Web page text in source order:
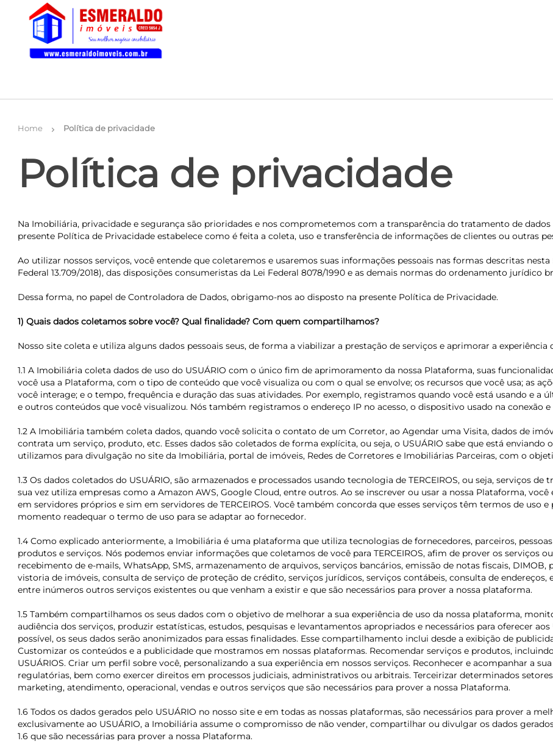
Home chevron_right Política de privacidade
Política de privacidade
Na Imobiliária, privacidade e segurança são prioridades e nos comprometemos com a transparência do tratamento de dados
presente Política de Privacidade estabelece como é feita a coleta, uso e transferência de informações de clientes ou outras
Ao utilizar nossos serviços, você entende que coletaremos e usaremos suas informações pessoais nas formas descritas
Federal 13.709/2018), das disposições consumeristas da Lei Federal 8078/1990 e as demais normas do ordenamento jurídico
Dessa forma, no papel de Controladora de Dados, obrigamo-nos ao disposto na presente Política de Privacidade.
1) Quais dados coletamos sobre você? Qual finalidade? Com quem compartilhamos?
Nosso site coleta e utiliza alguns dados pessoais seus, de forma a viabilizar a prestação de serviços e aprimorar a experiência
1.1 A Imobiliária coleta dados de uso do USUÁRIO com o único fim de aprimoramento da nossa Plataforma, suas
você usa a Plataforma, com o tipo de conteúdo que você visualiza ou com o qual se envolve; os recursos que você usa; as
você interage; e o tempo, frequência e duração das suas atividades. Por exemplo, registramos quando você está usando e a
e outros conteúdos que você visualizou. Nós também registramos o endereço IP no acesso, o dispositivo usado na conexão e
1.2 A Imobiliária também coleta dados, quando você solicita o contato de um Corretor, ao Agendar uma Visita, dados de
contrata um serviço, produto, etc. Esses dados são coletados de forma explícita, ou seja, o USUÁRIO sabe que está enviando
utilizamos para divulgação no site da Imobiliária, portal de imóveis, Redes de Corretores e Imobiliárias Parceiras, com o
1.3 Os dados coletados do USUÁRIO, são armazenados e processados usando tecnologia de TERCEIROS, ou seja, serviços
sua vez utiliza empresas como a Amazon AWS, Google Cloud, entre outros. Ao se inscrever ou usar a nossa Plataforma,
em servidores próprios e sim em servidores de TERCEIROS. Você também concorda que esses serviços têm termos de uso
momento readequar o termo de uso para se adaptar ao fornecedor.
1.4 Como explicado anteriormente, a Imobiliária é uma plataforma que utiliza tecnologias de fornecedores, parceiros,
produtos e serviços. Nós podemos enviar informações que coletamos de você para TERCEIROS, afim de prover os serviços
recebimento de e-mails, WhatsApp, SMS, armazenamento de arquivos, serviços bancários, emissão de notas fiscais,
vistoria de imóveis, consulta de serviço de proteção de crédito, serviços jurídicos, serviços contábeis, consulta de
entre inúmeros outros serviços existentes ou que venham a existir e que são necessários para prover a nossa plataforma.
1.5 Também compartilhamos os seus dados com o objetivo de melhorar a sua experiência de uso da nossa plataforma,
audiência dos serviços, produzir estatísticas, estudos, pesquisas e levantamentos apropriados e necessários para oferecer
possível, os seus dados serão anonimizados para essas finalidades. Esse compartilhamento inclui desde a exibição de
Customizar os conteúdos e a publicidade que mostramos em nossas plataformas. Recomendar serviços e produtos,
USUÁRIOS. Criar um perfil sobre você, personalizando a sua experiência em nossos serviços. Reconhecer e acompanhar a
regulatórias, bem como exercer direitos em processos judiciais, administrativos ou arbitrais. Terceirizar determinados
marketing, atendimento, operacional, vendas e outros serviços que são necessários para prover a nossa Plataforma.
1.6 Todos os dados gerados pelo USUÁRIO no nosso site e em todas as nossas plataformas, são necessários para prover a
exclusivamente ao USUÁRIO, a Imobiliária assume o compromisso de não vender, compartilhar ou divulgar os dados gerados
1.6 que são necessárias para prover a nossa Plataforma.